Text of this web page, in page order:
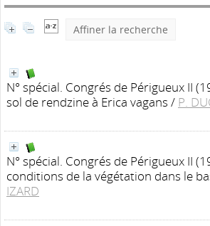
Affiner la recherche
N° spécial. Congrés de Périgueux II
sol de rendzine à Erica vagans / P.
N° spécial. Congrés de Périgueux II
conditions de la végétation dans le
IZARD